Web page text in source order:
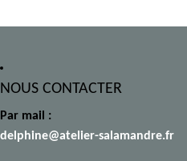
NOUS CONTACTER
Par mail :
delphine@atelier-salamandre.fr